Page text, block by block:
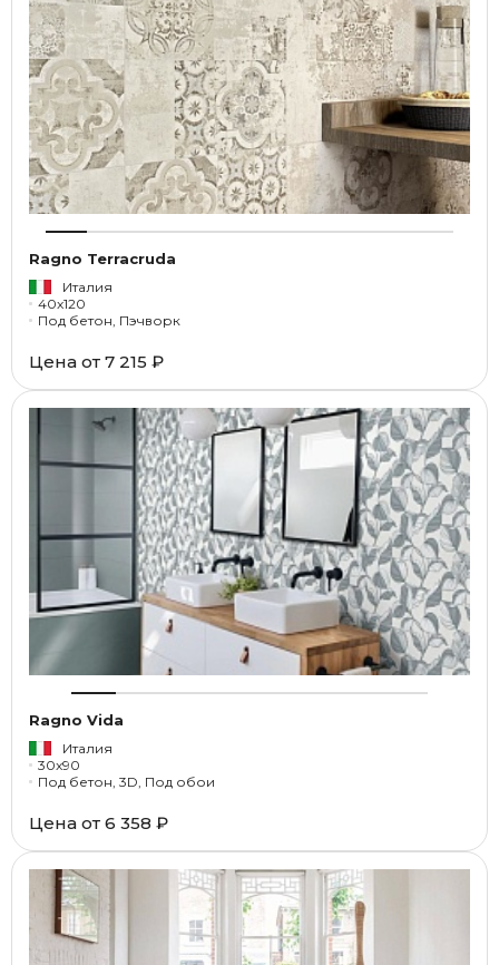
Ragno Terracruda
Италия
40x120
Под бетон, Пэчворк
Цена от 7 215 ₽
Ragno Vida
Италия
30x90
Под бетон, 3D, Под обои
Цена от 6 358 ₽